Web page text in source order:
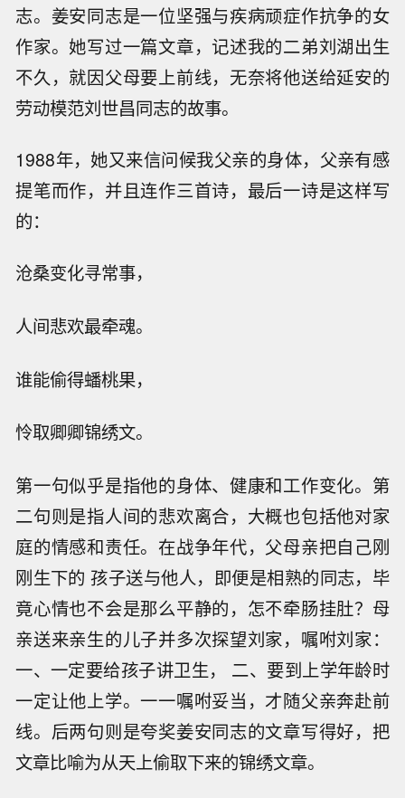
志。姜安同志是一位坚强与疾病顽症作抗争的女
作家。她写过一篇文章，记述我的二弟刘湖出生
不久，就因父母要上前线，无奈将他送给延安的
劳动模范刘世昌同志的故事。
1988年，她又来信问候我父亲的身体，父亲有感
提笔而作，并且连作三首诗，最后一诗是这样写
的：
沧桑变化寻常事，
人间悲欢最牵魂。
谁能偷得蟠桃果，
怜取卿卿锦绣文。
第一句似乎是指他的身体、健康和工作变化。第
二句则是指人间的悲欢离合，大概也包括他对家
庭的情感和责任。在战争年代，父母亲把自己刚
刚生下的 孩子送与他人，即便是相熟的同志，毕
竟心情也不会是那么平静的，怎不牵肠挂肚？母
亲送来亲生的儿子并多次探望刘家，嘱咐刘家：
一、一定要给孩子讲卫生， 二、要到上学年龄时
一定让他上学。一一嘱咐妥当，才随父亲奔赴前
线。后两句则是夸奖姜安同志的文章写得好，把
文章比喻为从天上偷取下来的锦绣文章。